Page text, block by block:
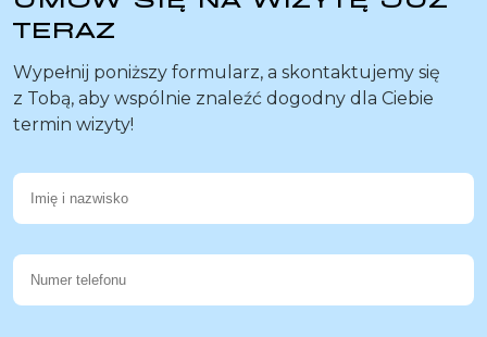
TERAZ
Wypełnij poniższy formularz, a skontaktujemy się
z Tobą, aby wspólnie znaleźć dogodny dla Ciebie
termin wizyty!